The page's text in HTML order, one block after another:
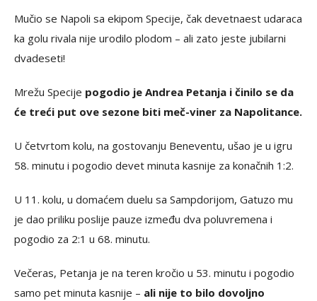
Mučio se Napoli sa ekipom Specije, čak devetnaest udaraca
ka golu rivala nije urodilo plodom – ali zato jeste jubilarni
dvadeseti!
Mrežu Specije pogodio je Andrea Petanja i činilo se da
će treći put ove sezone biti meč-viner za Napolitance.
U četvrtom kolu, na gostovanju Beneventu, ušao je u igru
58. minutu i pogodio devet minuta kasnije za konačnih 1:2.
U 11. kolu, u domaćem duelu sa Sampdorijom, Gatuzo mu
je dao priliku poslije pauze između dva poluvremena i
pogodio za 2:1 u 68. minutu.
Večeras, Petanja je na teren kročio u 53. minutu i pogodio
samo pet minuta kasnije – ali nije to bilo dovoljno